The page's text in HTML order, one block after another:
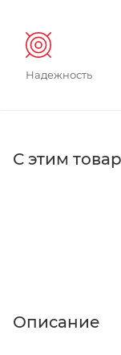
Надежность
С этим
Описание